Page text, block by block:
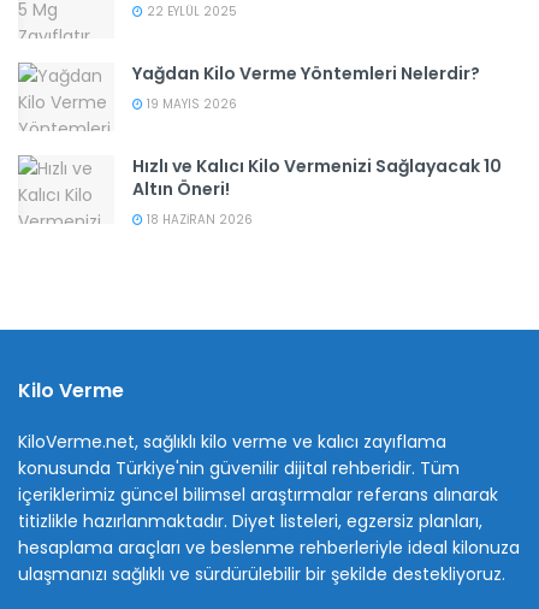
22 EYLÜL 2025
Yağdan Kilo Verme Yöntemleri Nelerdir?
19 MAYIS 2026
Hızlı ve Kalıcı Kilo Vermenizi Sağlayacak 10
Altın Öneri!
18 HAZIRAN 2026
Kilo Verme
KiloVerme.net, sağlıklı kilo verme ve kalıcı zayıflama
konusunda Türkiye'nin güvenilir dijital rehberidir. Tüm
içeriklerimiz güncel bilimsel araştırmalar referans alınarak
titizlikle hazırlanmaktadır. Diyet listeleri, egzersiz planları,
hesaplama araçları ve beslenme rehberleriyle ideal kilonuza
ulaşmanızı sağlıklı ve sürdürülebilir bir şekilde destekliyoruz.